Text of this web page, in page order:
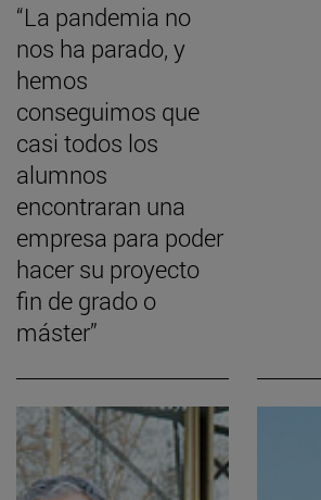
“La pandemia no
nos ha parado, y
hemos
conseguimos que
casi todos los
alumnos
encontraran una
empresa para poder
hacer su proyecto
fin de grado o
máster”